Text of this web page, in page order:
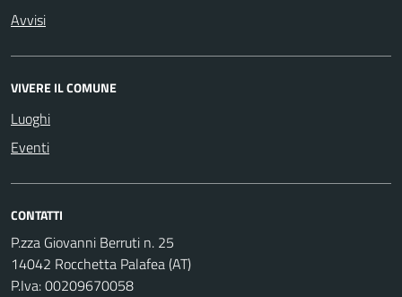
Avvisi
VIVERE IL COMUNE
Luoghi
Eventi
CONTATTI
P.zza Giovanni Berruti n. 25
14042 Rocchetta Palafea (AT)
P.Iva: 00209670058